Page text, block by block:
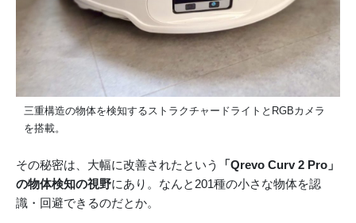
三重構造の物体を検知するストラクチャードライトとRGBカメラ
を搭載。
その秘密は、大幅に改善されたという
「Qrevo Curv 2 Pro」
の物体検知の視野にあり。なんと201種の小さな物体を認
識・回避できるのだとか。